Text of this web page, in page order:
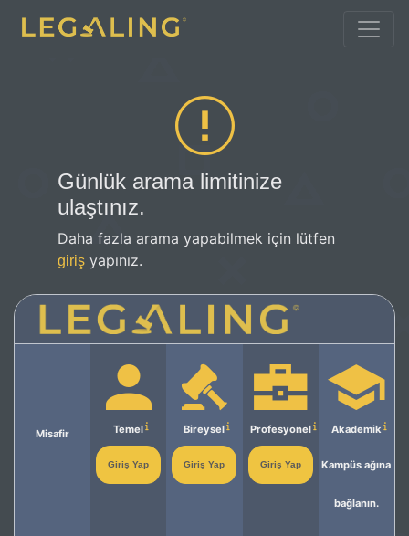
Günlük arama limitinize
ulaştınız.
Daha fazla arama yapabilmek için lütfen
giriş yapınız.
Misafir Temel
Giriş Yap
Bireysel
Giriş Yap
Profesyonel
Giriş Yap
Akademik
Kampüs ağına
bağlanın.